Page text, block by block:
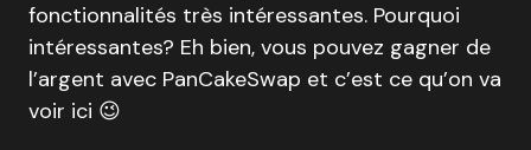
fonctionnalités très intéressantes. Pourquoi
intéressantes? Eh bien, vous pouvez gagner de
l’argent avec PanCakeSwap et c’est ce qu’on va
voir ici 😉